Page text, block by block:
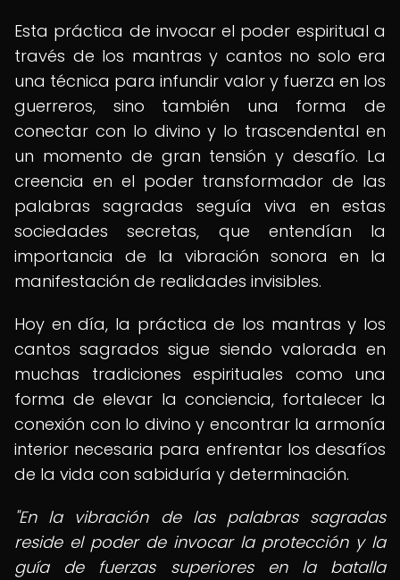
Esta práctica de invocar el poder espiritual a
través de los mantras y cantos no solo era
una técnica para infundir valor y fuerza en los
guerreros, sino también una forma de
conectar con lo divino y lo trascendental en
un momento de gran tensión y desafío. La
creencia en el poder transformador de las
palabras sagradas seguía viva en estas
sociedades secretas, que entendían la
importancia de la vibración sonora en la
manifestación de realidades invisibles.
Hoy en día, la práctica de los mantras y los
cantos sagrados sigue siendo valorada en
muchas tradiciones espirituales como una
forma de elevar la conciencia, fortalecer la
conexión con lo divino y encontrar la armonía
interior necesaria para enfrentar los desafíos
de la vida con sabiduría y determinación.
"En la vibración de las palabras sagradas
reside el poder de invocar la protección y la
guía de fuerzas superiores en la batalla